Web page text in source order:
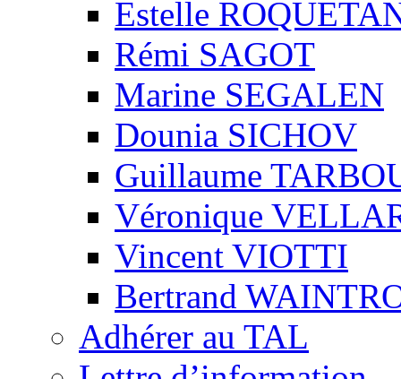
Estelle
Rémi SAGOT
Marine SEGALEN
Dounia SICHOV
Guillaume
Véronique
Vincent VIOTTI
Bertrand
Adhérer au TAL